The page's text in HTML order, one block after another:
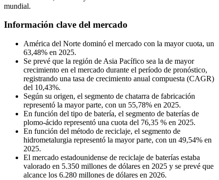
mundial.
Información clave del mercado
América del Norte dominó el mercado con la mayor cuota, un
63,48% en 2025.
Se prevé que la región de Asia Pacífico sea la de mayor
crecimiento en el mercado durante el período de pronóstico,
registrando una tasa de crecimiento anual compuesta (CAGR)
del 10,43%.
Según su origen, el segmento de chatarra de fabricación
representó la mayor parte, con un 55,78% en 2025.
En función del tipo de batería, el segmento de baterías de
plomo-ácido representó una cuota del 76,35 % en 2025.
En función del método de reciclaje, el segmento de
hidrometalurgia representó la mayor parte, con un 49,54% en
2025.
El mercado estadounidense de reciclaje de baterías estaba
valorado en 5.350 millones de dólares en 2025 y se prevé que
alcance los 6.280 millones de dólares en 2026.